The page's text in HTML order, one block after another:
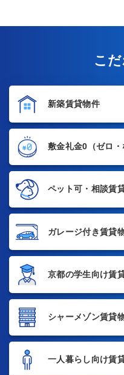
こ
新築賃貸物件
敷金礼金0 （ゼロ
ペット可・相談賃
ガレージ付き賃貸
京都の学生向け賃
シャーメゾン賃貸
一人暮らし向け賃